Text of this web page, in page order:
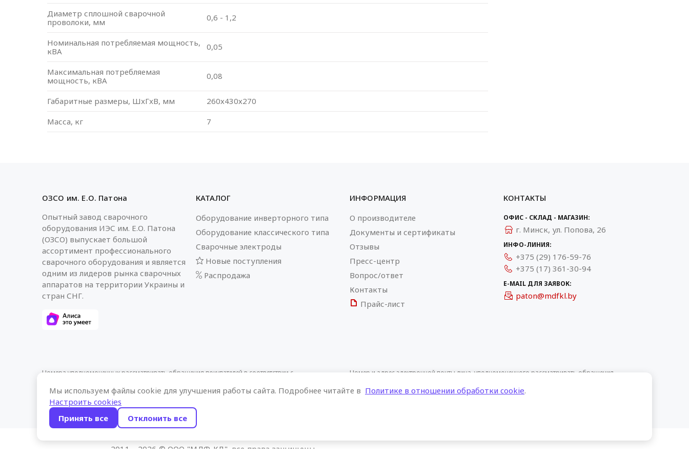
Диаметр сплошной сварочной
проволоки, мм
0,6 - 1,2
Номинальная потребляемая мощность,
кВА
0,05
Максимальная потребляемая
мощность, кВA
0,08
Габаритные размеры, ШxГxВ, мм
260х430х270
Масса, кг
7
ОЗСО им. Е.О. Патона
Опытный завод сварочного
оборудования ИЭС им. Е.О. Патона
(ОЗСО) выпускает большой
ассортимент профессионального
сварочного оборудования и является
одним из лидеров рынка сварочных
аппаратов на территории Украины и
стран СНГ.
КАТАЛОГ
Оборудование инверторного типа
Оборудование классического типа
Сварочные электроды
Новые поступления
Распродажа
ИНФОРМАЦИЯ
О производителе
Документы и сертификаты
Отзывы
Пресс-центр
Вопрос/ответ
Контакты
Прайс-лист
КОНТАКТЫ
ОФИС - СКЛАД - МАГАЗИН:
г. Минск, ул. Попова, 26
ИНФО-ЛИНИЯ:
+375 (29) 176-59-76
+375 (17) 361-30-94
E-MAIL ДЛЯ ЗАЯВОК:
paton@mdfkl.by
Номера уполномоченных рассматривать обращения покупателей в соответствии с
администрации Московского района +375 17 258-30-82.
Номер и адрес электронной почты лица, уполномоченного рассматривать обращения
потребителей: +375 17 375-46-46, info@mdfkl.by
2011—2026 © ООО "МДФ-КЛ", все права защищены
Мы используем файлы cookie для улучшения работы сайта. Подробнее читайте в Политике в отношении обработки cookie.
Настроить cookies
Принять все
Отклонить все